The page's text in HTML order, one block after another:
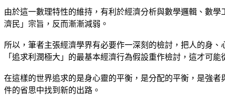
由於這一數理特性的維持，有利於經濟分析與數學邏輯、數
濟民」宗旨，反而漸漸減弱。
所以，筆者主張經濟學界有必要作一深刻的檢討，把人的身
「追求利潤極大」的最基本經濟行為假設重作檢討，這才可
在這樣的世界追求的是身心靈的平衡，是分配的平衡，是強
件的省思中找到新的出路。